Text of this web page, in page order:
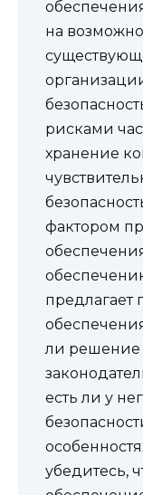
на
рисками
хранение
фактором
предлагает
ли решение
есть ли у
убедитесь,